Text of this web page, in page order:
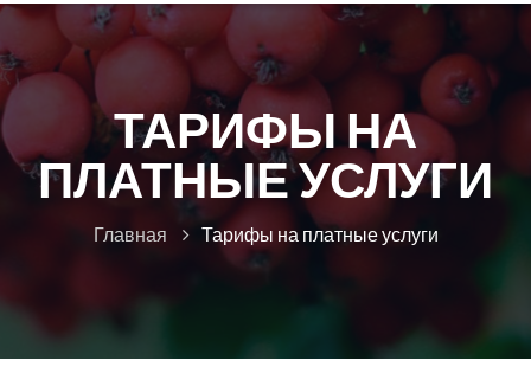
ТАРИФЫ НА
ПЛАТНЫЕ УСЛУГИ
Главная Тарифы на платные услуги